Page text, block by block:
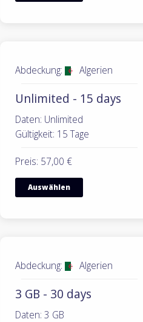
Abdeckung: Algerien
Unlimited - 15 days
Daten: Unlimited
Gültigkeit: 15 Tage
Preis: 57,00 €
Auswählen
Abdeckung: Algerien
3 GB - 30 days
Daten: 3 GB